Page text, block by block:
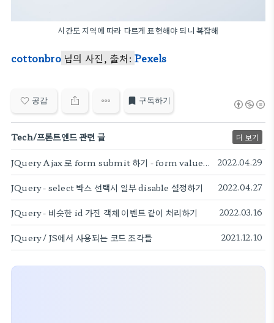
시간도 지역에 따라 다르게 표현해야 되니 복잡해
cottonbro 님의 사진, 출처: Pexels
공감 구독하기
Tech/프론트엔드 관련 글 더 보기
JQuery Ajax 로 form submit 하기 - form value 그대로 가져오기 2022.04.29
JQuery - select 박스 선택시 일부 disable 설정하기 2022.04.27
JQuery - 비슷한 id 가진 객체 이벤트 같이 처리하기 2022.03.16
JQuery / JS에서 사용되는 코드 조각들 2021.12.10